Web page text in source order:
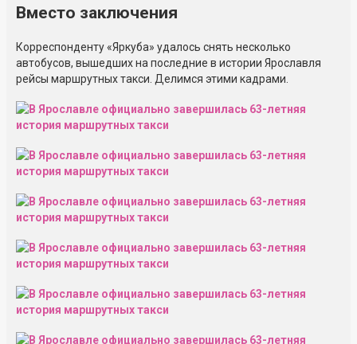
Вместо заключения
Корреспонденту «Яркуба» удалось снять несколько
автобусов, вышедших на последние в истории Ярославля
рейсы маршрутных такси. Делимся этими кадрами.